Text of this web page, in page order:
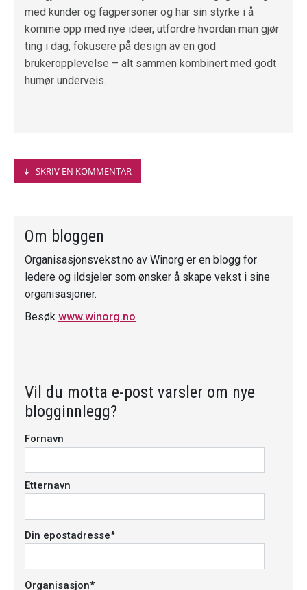
med kunder og fagpersoner og har sin styrke i å
komme opp med nye ideer, utfordre hvordan man gjør
ting i dag, fokusere på design av en god
brukeropplevelse – alt sammen kombinert med godt
humør underveis.
SKRIV EN KOMMENTAR
Etternavn
E-post *
Kommentar
Om bloggen
Organisasjonsvekst.no av Winorg er en blogg for
ledere og ildsjeler som ønsker å skape vekst i sine
organisasjoner.
Besøk www.winorg.no
Vil du motta e-post varsler om nye
blogginnlegg?
Fornavn
Etternavn
Din epostadresse*
Organisasjon*